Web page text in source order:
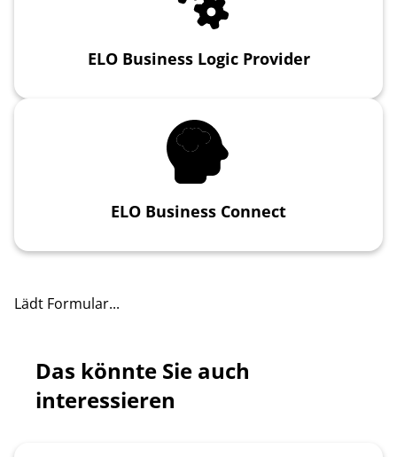
ELO Business Logic Provider
ELO Business Connect
Lädt Formular...
Das könnte Sie auch
interessieren